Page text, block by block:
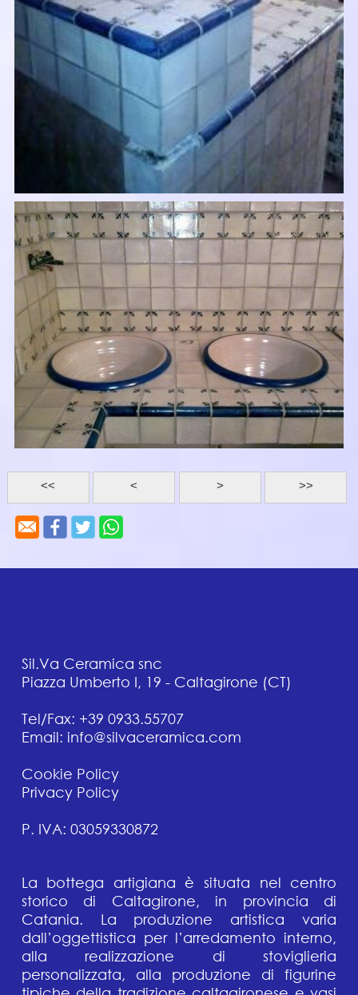
<< < > >>
Sil.Va Ceramica snc
Piazza Umberto I, 19 - Caltagirone (CT)
Tel/Fax: +39 0933.55707
Email: info@silvaceramica.com
Cookie Policy
Privacy Policy
P. IVA: 03059330872
La bottega artigiana è situata nel centro
storico di Caltagirone, in provincia di
Catania. La produzione artistica varia
dall’oggettistica per l’arredamento interno,
alla realizzazione di stoviglieria
personalizzata, alla produzione di figurine